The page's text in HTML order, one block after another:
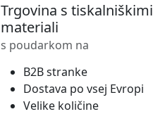
Trgovina s tiskalniškimi
materiali
s poudarkom na
B2B stranke
Dostava po vsej Evropi
Velike količine